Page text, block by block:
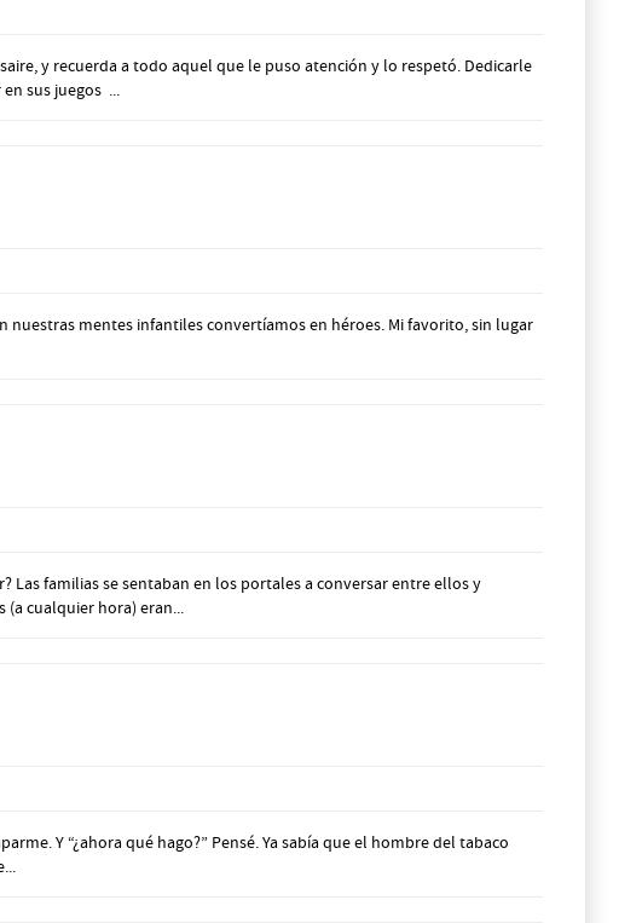
y recuerda a todo aquel que le puso atención y lo respetó. Dedicarle
sus juegos ...
nuestras mentes infantiles convertíamos en héroes. Mi favorito, sin lugar
Las familias se sentaban en los portales a conversar entre ellos y
(a cualquier hora) eran...
Y “¿ahora qué hago?” Pensé. Ya sabía que el hombre del tabaco